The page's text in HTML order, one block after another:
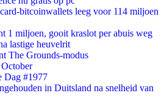
bitcoinwallets leeg voor 114 miljoen
1 miljoen, gooit kraslot per abuis weg
lastige heuvelrit
The Grounds-modus
Dag #1977
in Duitsland na snelheid van